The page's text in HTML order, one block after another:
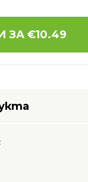
ЗА €10.49